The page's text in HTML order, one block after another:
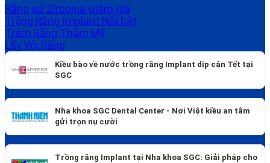
Răng sứ Zirconia
Trồng Răng Implant
Trám Răng Thẩm Mỹ
Lấy Vôi Răng
Kiều bào về nước trồng răng Implant dịp cận Tết tại
SGC
Nha khoa SGC Dental Center - Nơi Việt kiều an tâm
gửi trọn nụ cười
Trồng răng Implant tại Nha khoa SGC: Giải pháp cho